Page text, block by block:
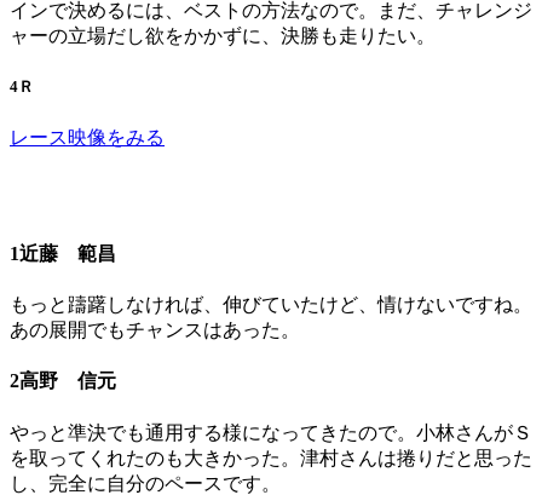
インで決めるには、ベストの方法なので。まだ、チャレンジ
ャーの立場だし欲をかかずに、決勝も走りたい。
4Ｒ
レース映像をみる
1近藤 範昌
もっと躊躇しなければ、伸びていたけど、情けないですね。
あの展開でもチャンスはあった。
2高野 信元
やっと準決でも通用する様になってきたので。小林さんがＳ
を取ってくれたのも大きかった。津村さんは捲りだと思った
し、完全に自分のペースです。